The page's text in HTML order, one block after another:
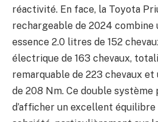
réactivité. En face, la Toyota
rechargeable de 2024
essence 2.0 litres de 152
électrique de 163 chevaux,
remarquable de 223 chevaux
de 208 Nm. Ce double système
d’afficher un excellent